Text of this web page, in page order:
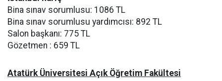
Bina sınav sorumlusu: 1086 TL
Bina sınav sorumlusu yardımcısı: 892 TL
Salon başkanı: 775 TL
Gözetmen : 659 TL
Atatürk Üniversitesi Açık Öğretim Fakültesi